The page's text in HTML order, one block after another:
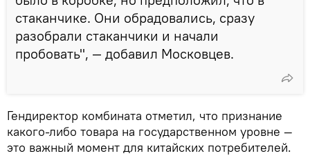
стаканчике. Они обрадовались, сразу
разобрали стаканчики и начали
пробовать", — добавил Московцев.
Гендиректор комбината отметил, что признание
какого-либо товара на государственном уровне —
это важный момент для китайских потребителей.